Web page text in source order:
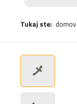
Tukaj ste: domov